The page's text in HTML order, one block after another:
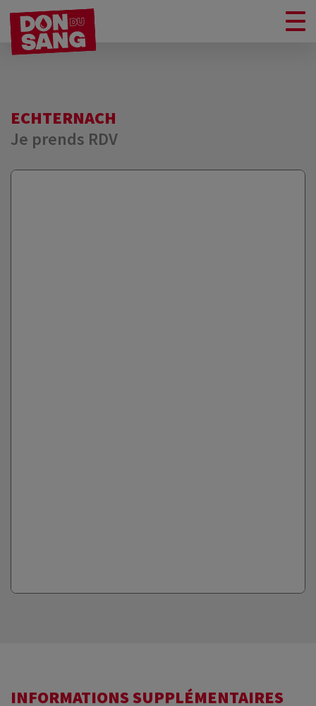
ECHTERNACH
Je prends RDV
INFORMATIONS SUPPLÉMENTAIRES